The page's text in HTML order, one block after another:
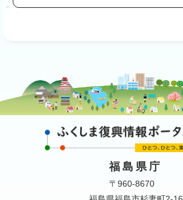
福島県庁
〒960-8670